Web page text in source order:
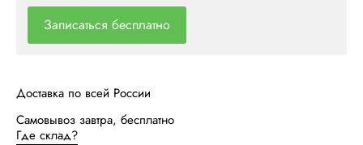
Записаться бесплатно
Доставка по всей России
Самовывоз завтра, бесплатно
Где склад?